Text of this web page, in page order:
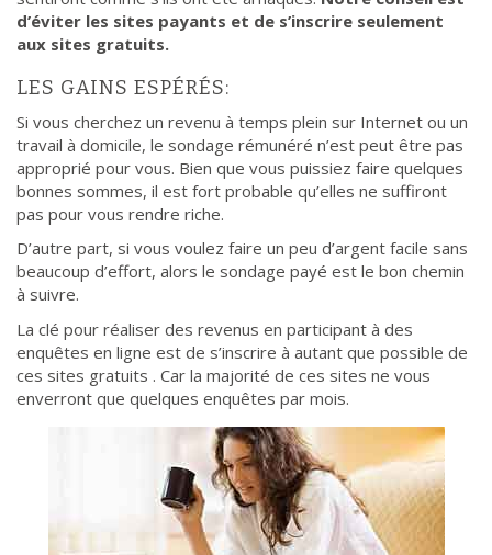
d’éviter les sites payants et de s’inscrire seulement
aux sites gratuits.
LES GAINS ESPÉRÉS:
Si vous cherchez un revenu à temps plein sur Internet ou un
travail à domicile, le sondage rémunéré n’est peut être pas
approprié pour vous. Bien que vous puissiez faire quelques
bonnes sommes, il est fort probable qu’elles ne suffiront
pas pour vous rendre riche.
D’autre part, si vous voulez faire un peu d’argent facile sans
beaucoup d’effort, alors le sondage payé est le bon chemin
à suivre.
La clé pour réaliser des revenus en participant à des
enquêtes en ligne est de s’inscrire à autant que possible de
ces sites gratuits . Car la majorité de ces sites ne vous
enverront que quelques enquêtes par mois.